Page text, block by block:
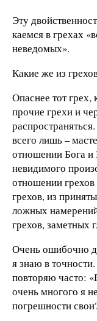
Эту
каемся в грехах
неведомых».
Какие же из
Опаснее тот грех,
прочие грехи и
всего лишь –
отношении Бога и
невидимого
отношении
грехов, из
ложных
грехов,
Очень ошибочно
я знаю в
повторяю часто:
очень многого я
погрешности